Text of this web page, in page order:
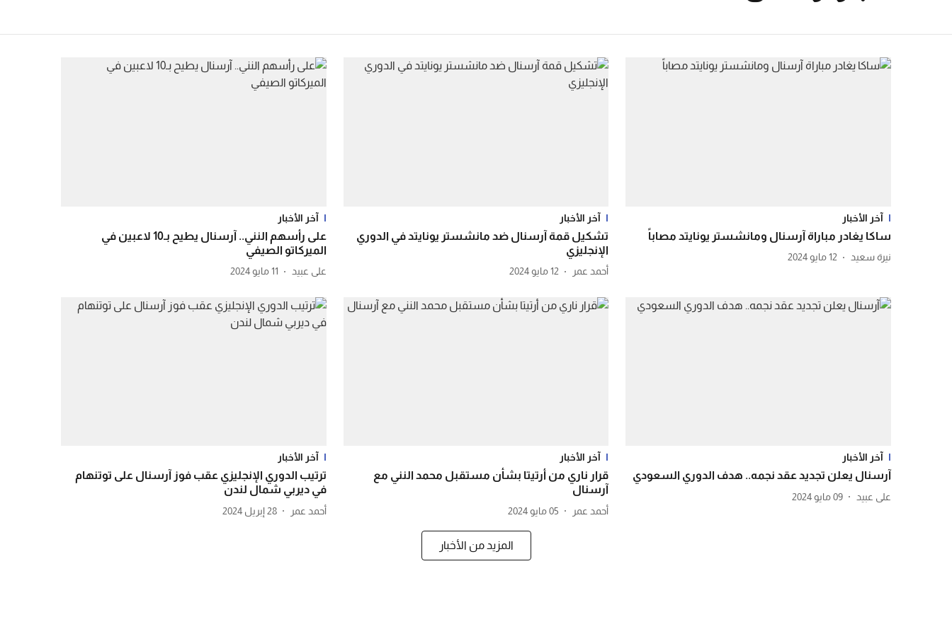
آخر الأخبار
ساكا يغادر مباراة آرسنال ومانشستر يونايتد مصاباً
نيرة سعيد 12 مايو 2024
آخر الأخبار
تشكيل قمة آرسنال ضد مانشستر يونايتد في الدوري
الإنجليزي
أحمد عمر 12 مايو 2024
آخر الأخبار
على رأسهم النني.. آرسنال يطيح بـ10 لاعبين في
الميركاتو الصيفي
11 مايو 2024
آخر الأخبار
آرسنال يعلن تجديد عقد نجمه.. هدف الدوري السعودي
09 مايو 2024
آخر الأخبار
قرار ناري من أرتيتا بشأن مستقبل محمد النني مع
آرسنال
أحمد عمر 05 مايو 2024
آخر الأخبار
ترتيب الدوري الإنجليزي عقب فوز آرسنال على توتنهام
في ديربي شمال لندن
أحمد عمر 28 إبريل 2024
المزيد من الأخبار